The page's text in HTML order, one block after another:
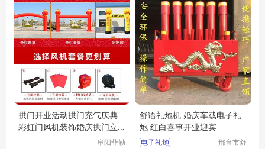
拱门开业活动拱门充气庆典
彩虹门风机装饰婚庆拱门立
阜阳菲勒
舒语礼炮机 婚庆车载电子礼
炮 红白喜事开业迎宾
电子礼炮
邢台市舒